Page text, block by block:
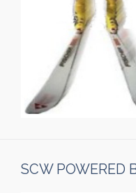
SCW POWERED